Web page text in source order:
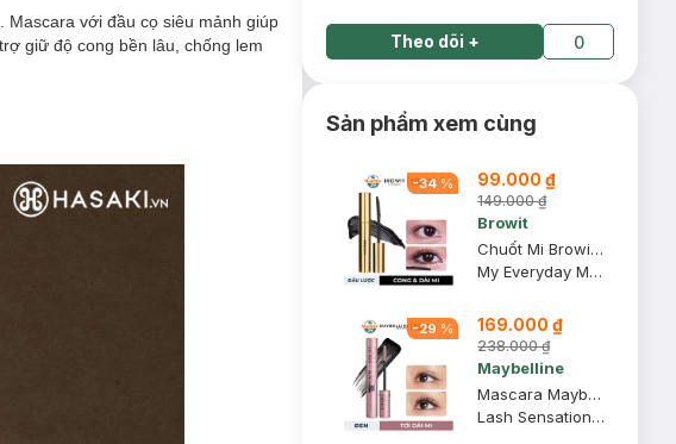
Mascara với đầu cọ siêu mảnh giúp
giữ độ cong bền lâu, chống lem
Theo dõi + 0
Sản phẩm xem cùng
-34 % 99.000 ₫
149.000 ₫
Browit
Chuốt Mi Browit Kéo Dài Và Cong Mi Dạng Đầu Lược 5.5g
My Everyday Mascara #Endless Night
-29 % 169.000 ₫
238.000 ₫
Maybelline
Mascara Maybelline Tơi Dài Mi Không Giới Hạn 6ml (Mới)
Lash Sensational Sky High Waterproof Mascara Makeup